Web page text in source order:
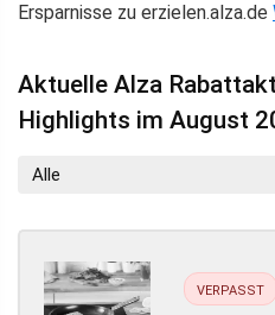
Ersparnisse zu erzielen.alza.de
Aktuelle Alza
Highlights im August
Alle
VERPASST